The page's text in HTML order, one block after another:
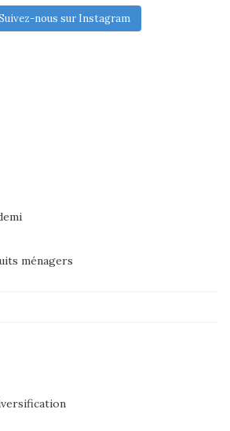
nous sur Instagram
ménagers